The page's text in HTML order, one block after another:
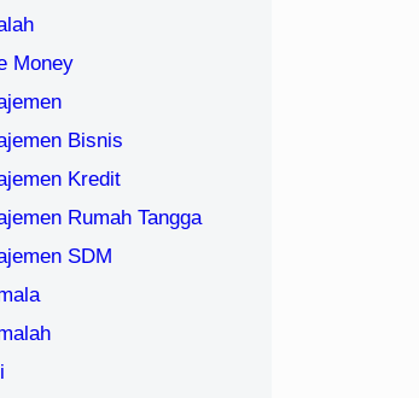
Money
Bisnis
Kredit
Rumah Tangga
SDM